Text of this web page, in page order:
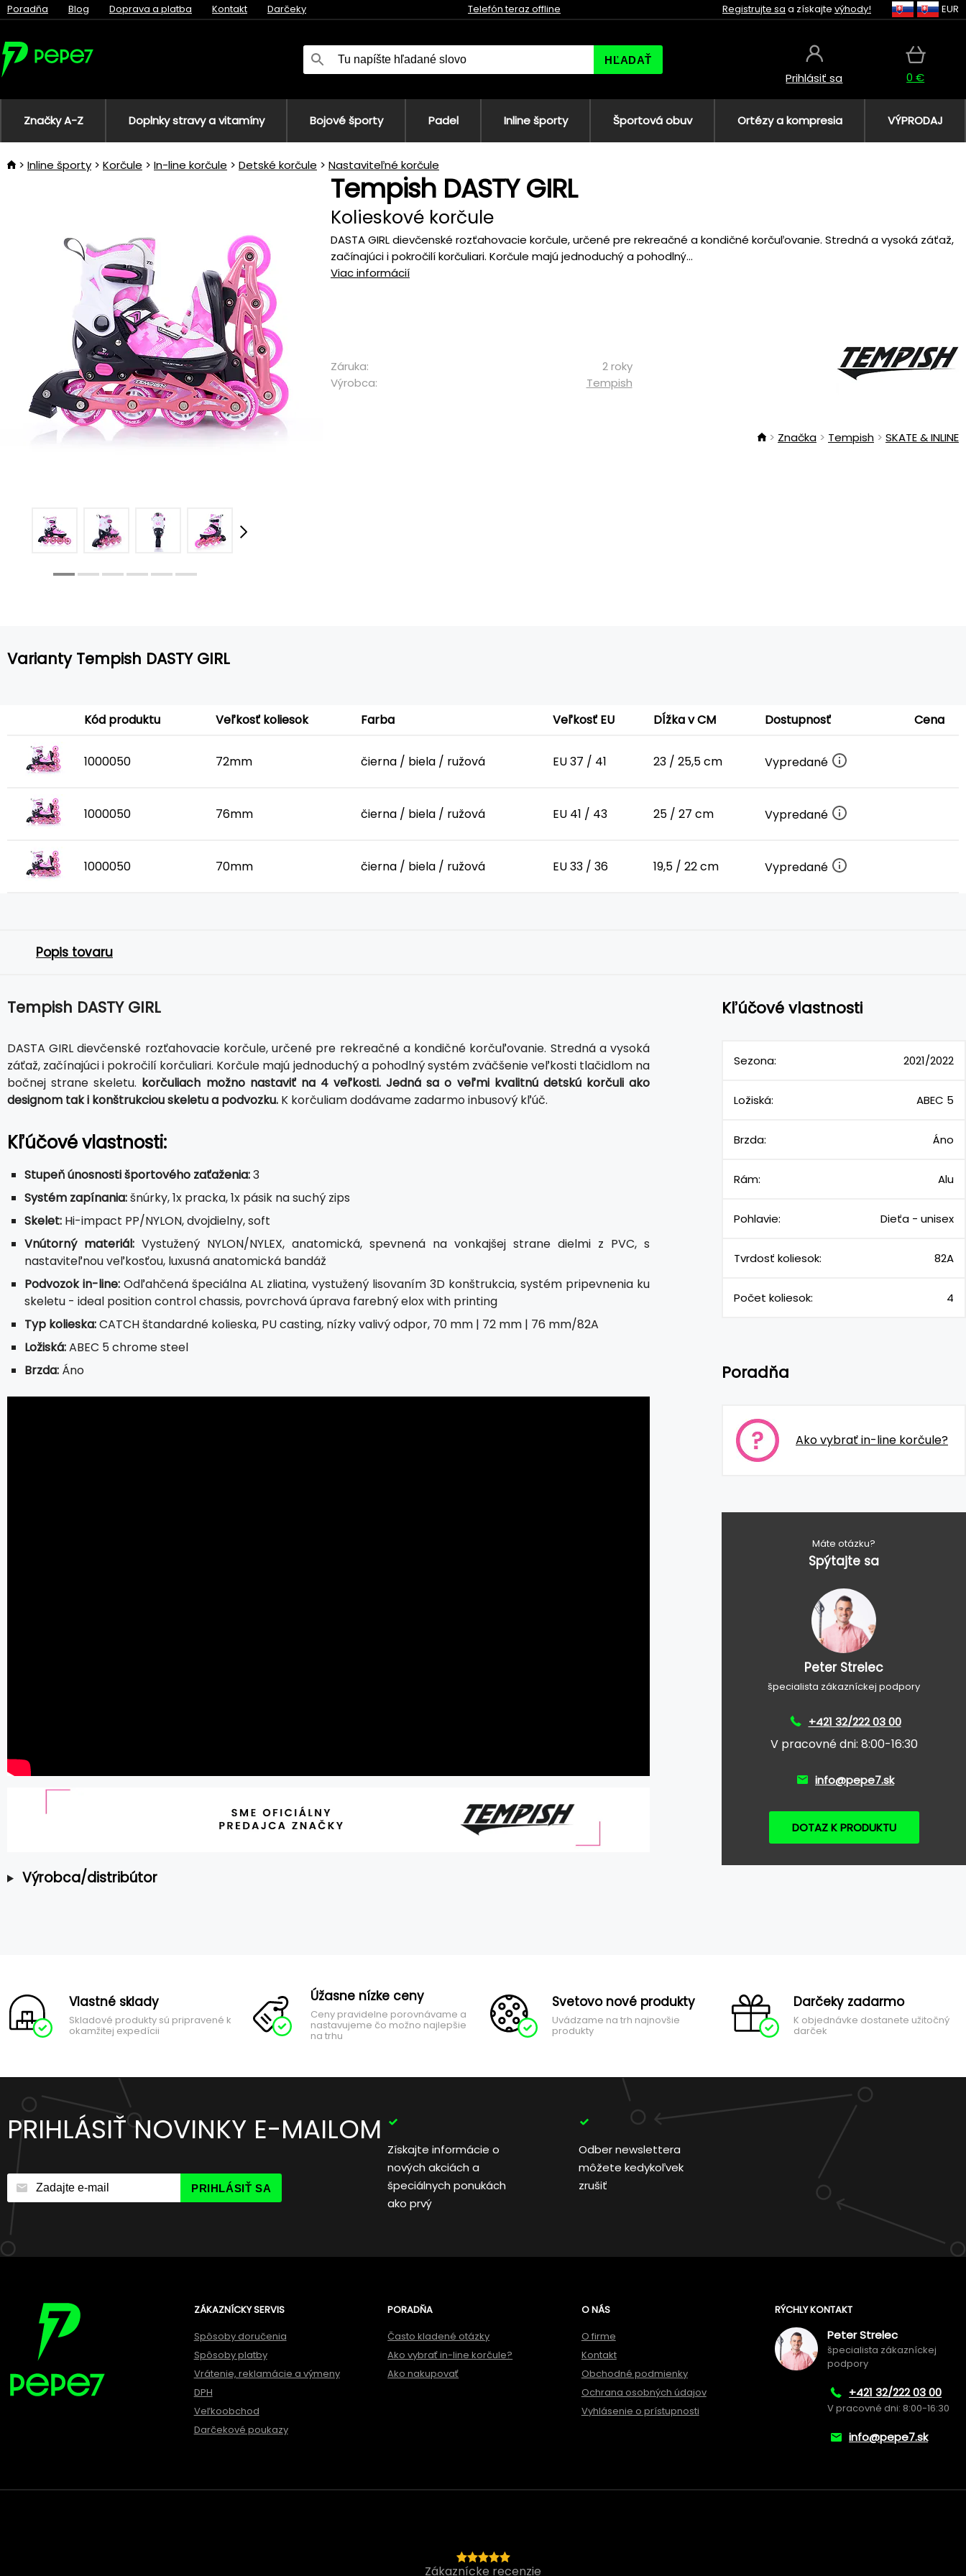
Poradňa Blog Doprava a platba Kontakt Darčeky Telefón teraz offline Registrujte sa a získajte výhody! EUR
HĽADAŤ
Prihlásiť sa 0 €
Značky A-Z Doplnky stravy a vitamíny Bojové športy Padel Inline športy Športová obuv Ortézy a kompresia VÝPRODAJ
Inline športy Korčule In-line korčule Detské korčule Nastaviteľné korčule
Tempish DASTY GIRL
Kolieskové korčule
DASTA GIRL dievčenské rozťahovacie korčule, určené pre rekreačné a kondičné korčuľovanie. Stredná a vysoká záťaž,
začínajúci i pokročilí korčuliari. Korčule majú jednoduchý a pohodlný...
Viac informácií
Záruka:
2 roky
Výrobca:
Tempish
Značka Tempish SKATE & INLINE
Varianty Tempish DASTY GIRL
Kód produktu Veľkosť koliesok Farba Veľkosť EU Dĺžka v CM Dostupnosť Cena
1000050 72mm čierna / biela / ružová EU 37 / 41 23 / 25,5 cm Vypredané
1000050 76mm čierna / biela / ružová EU 41 / 43 25 / 27 cm Vypredané
1000050 70mm čierna / biela / ružová EU 33 / 36 19,5 / 22 cm Vypredané
Popis tovaru
Tempish DASTY GIRL
DASTA GIRL dievčenské rozťahovacie korčule, určené pre rekreačné a kondičné korčuľovanie. Stredná a vysoká
záťaž, začínajúci i pokročilí korčuliari. Korčule majú jednoduchý a pohodlný systém zväčšenie veľkosti tlačidlom na
bočnej strane skeletu. korčuliach možno nastaviť na 4 veľkosti. Jedná sa o veľmi kvalitnú detskú korčuli ako
designom tak i konštrukciou skeletu a podvozku. K korčuliam dodávame zadarmo inbusový kľúč.
Kľúčové vlastnosti:
Stupeň únosnosti športového zaťaženia:3
Systém zapínania:šnúrky, 1x pracka, 1x pásik na suchý zips
Skelet: Hi-impact PP/NYLON, dvojdielny, soft
Vnútorný materiál: Vystužený NYLON/NYLEX, anatomická, spevnená na vonkajšej strane dielmi z PVC, s
nastaviteľnou veľkosťou, luxusná anatomická bandáž
Podvozok in-line: Odľahčená špeciálna AL zliatina, vystužený lisovaním 3D konštrukcia, systém pripevnenia ku
skeletu - ideal position control chassis, povrchová úprava farebný elox with printing
Typ kolieska:CATCH štandardné kolieska, PU casting, nízky valivý odpor, 70 mm | 72 mm | 76 mm/82A
Ložiská:ABEC 5 chrome steel
Brzda: Áno
Výrobca/distribútor
Kľúčové vlastnosti
Sezona: 2021/2022
Ložiská: ABEC 5
Brzda: Áno
Rám: Alu
Pohlavie: Dieťa - unisex
Tvrdosť koliesok: 82A
Počet koliesok: 4
Poradňa
Ako vybrať in-line korčule?
Máte otázku?
Spýtajte sa
Peter Strelec
špecialista zákazníckej podpory
+421 32/222 03 00
V pracovné dni: 8:00-16:30
info@pepe7.sk
DOTAZ K PRODUKTU
Vlastné sklady
Skladové produkty sú pripravené k
okamžitej expedícii
Úžasne nízke ceny
Ceny pravidelne porovnávame a
nastavujeme čo možno najlepšie
na trhu
Svetovo nové produkty
Uvádzame na trh najnovšie
produkty
Darčeky zadarmo
K objednávke dostanete užitočný
darček
PRIHLÁSIŤ NOVINKY E-MAILOM
PRIHLÁSIŤ SA
Získajte informácie o
nových akciách a
špeciálnych ponukách
ako prvý
Odber newslettera
môžete kedykoľvek
zrušiť
ZÁKAZNÍCKY SERVIS
Spôsoby doručenia
Spôsoby platby
Vrátenie, reklamácie a výmeny
DPH
Veľkoobchod
Darčekové poukazy
PORADŇA
Často kladené otázky
Ako vybrať in-line korčule?
Ako nakupovať
O NÁS
O firme
Kontakt
Obchodné podmienky
Ochrana osobných údajov
Vyhlásenie o prístupnosti
RÝCHLY KONTAKT
Peter Strelec
špecialista zákazníckej
podpory
+421 32/222 03 00
V pracovné dni: 8:00-16:30
info@pepe7.sk
Zákaznícke recenzie